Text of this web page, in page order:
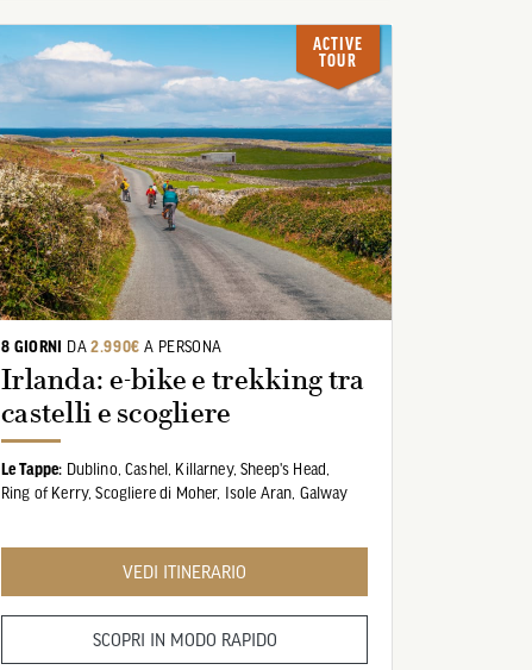
ACTIVE
TOUR
8 GIORNI DA2.990€ A PERSONA
Irlanda: e-bike e trekking tra
castelli e scogliere
Le Tappe: Dublino, Cashel, Killarney, Sheep's Head,
Ring of Kerry, Scogliere di Moher, Isole Aran, Galway
VEDI ITINERARIO
SCOPRI IN MODO RAPIDO